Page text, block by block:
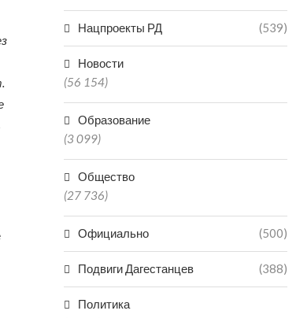
Нацпроекты РД (539)
Новости
(56 154)
Образование
(3 099)
Общество
(27 736)
Официально (500)
Подвиги Дагестанцев (388)
Политика